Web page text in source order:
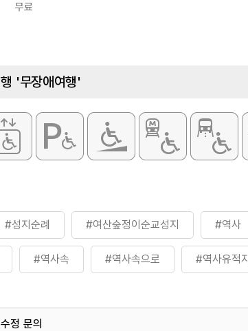
무료
'무장애여행'
#성지순례 #여산숲정이순교성지 #역사
#역사속 #역사속으로 #역사유적지
정 문의